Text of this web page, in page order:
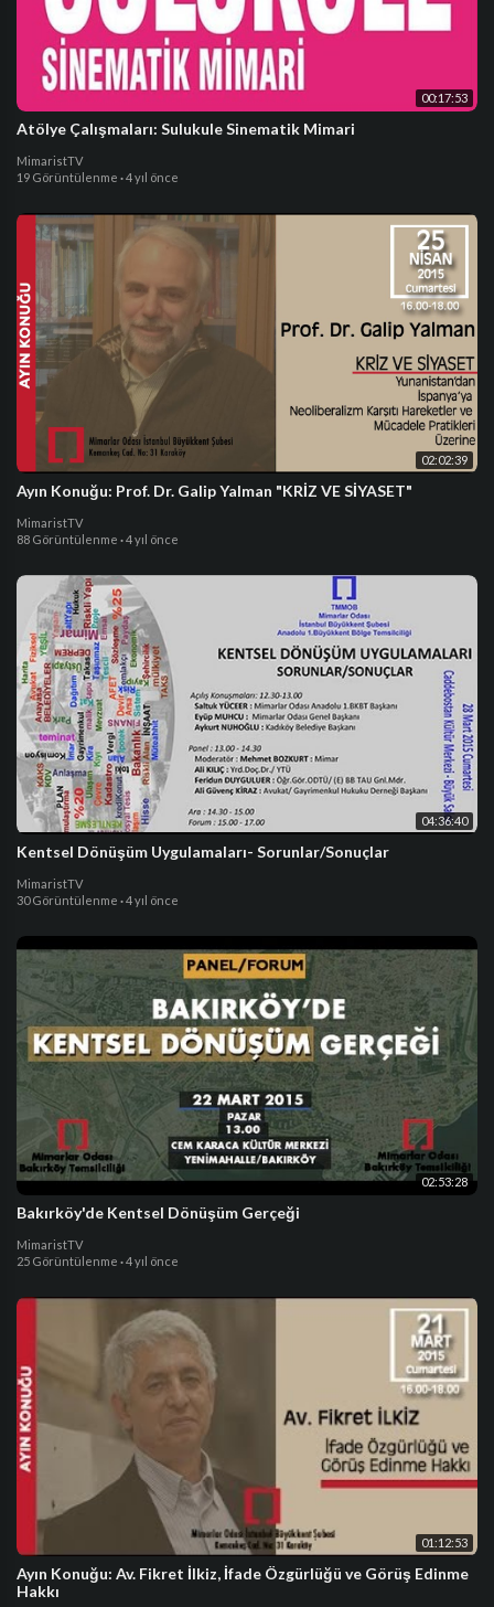
00:17:53
Atölye Çalışmaları: Sulukule Sinematik Mimari
MimaristTV
19 Görüntülenme ·4 yıl önce
02:02:39
Ayın Konuğu: Prof. Dr. Galip Yalman "KRİZ VE SİYASET"
MimaristTV
88 Görüntülenme ·4 yıl önce
04:36:40
Kentsel Dönüşüm Uygulamaları- Sorunlar/Sonuçlar
MimaristTV
30 Görüntülenme ·4 yıl önce
02:53:28
Bakırköy'de Kentsel Dönüşüm Gerçeği
MimaristTV
25 Görüntülenme ·4 yıl önce
01:12:53
Ayın Konuğu: Av. Fikret İlkiz, İfade Özgürlüğü ve Görüş Edinme
Hakkı